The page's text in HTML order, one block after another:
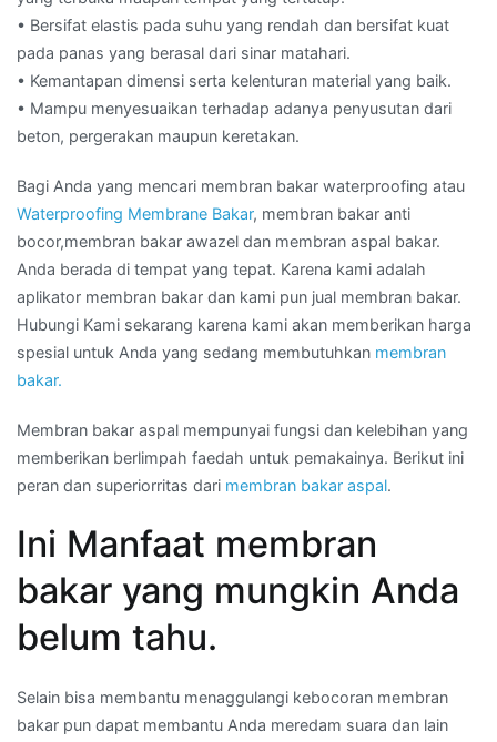
• Bersifat elastis pada suhu yang rendah dan bersifat kuat
pada panas yang berasal dari sinar matahari.
• Kemantapan dimensi serta kelenturan material yang baik.
• Mampu menyesuaikan terhadap adanya penyusutan dari
beton, pergerakan maupun keretakan.
Bagi Anda yang mencari membran bakar waterproofing atau
Waterproofing Membrane Bakar, membran bakar anti
bocor,membran bakar awazel dan membran aspal bakar.
Anda berada di tempat yang tepat. Karena kami adalah
aplikator membran bakar dan kami pun jual membran bakar.
Hubungi Kami sekarang karena kami akan memberikan harga
spesial untuk Anda yang sedang membutuhkan membran
bakar.
Membran bakar aspal mempunyai fungsi dan kelebihan yang
memberikan berlimpah faedah untuk pemakainya. Berikut ini
peran dan superiorritas dari membran bakar aspal.
Ini Manfaat membran
bakar yang mungkin Anda
belum tahu.
Selain bisa membantu menaggulangi kebocoran membran
bakar pun dapat membantu Anda meredam suara dan lain